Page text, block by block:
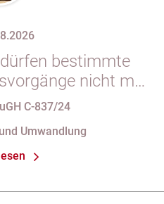
bestimmte
nicht mit
belasten
C-837/24
Umwandlung